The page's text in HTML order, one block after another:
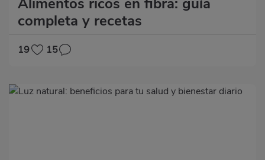
completa y recetas
19 15